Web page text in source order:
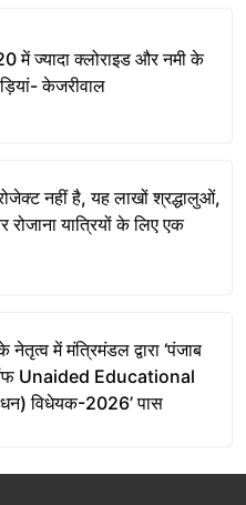
में ज्यादा क्लोराइड और नमी के
केजरीवाल
नहीं है, यह लाखों श्रद्धालुओं,
रोजाना यात्रियों के लिए एक
में मंत्रिमंडल द्वारा ‘पंजाब
Unaided Educational
विधेयक-2026’ पास